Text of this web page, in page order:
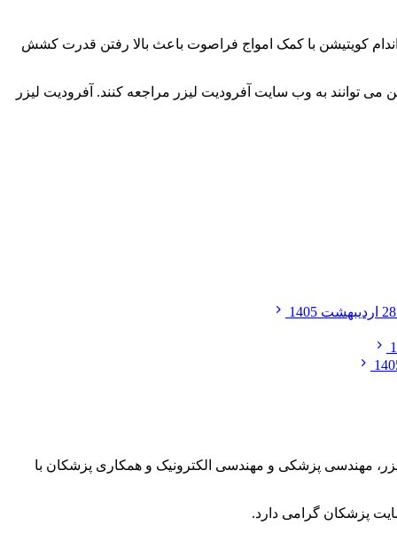
کویتیشن با کمک امواج فراصوت باعث بالا رفتن قدرت کشش
توانند به وب سایت آفرودیت لیزر مراجعه کنند. آفرودیت لیزر
28 اردیبهشت 1405
مهندسی پزشکی و مهندسی الکترونیک و همکاری پزشکان با
پزشکان گرامی دارد.